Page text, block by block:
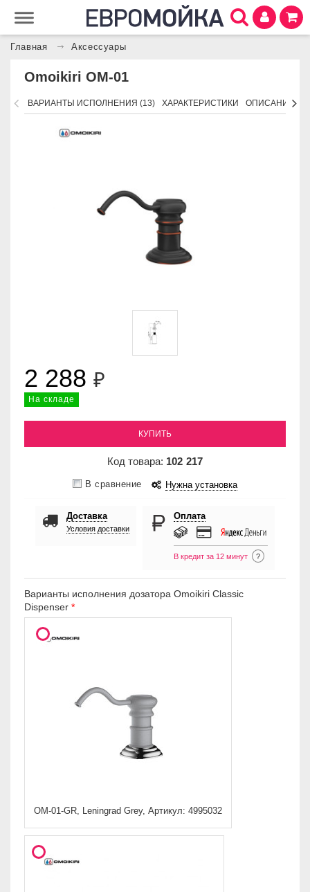
Главная Аксессуары
Omoikiri OM-01
ВАРИАНТЫ ИСПОЛНЕНИЯ (13) ХАРАКТЕРИСТИКИ ОПИСАНИЕ
2 288 ₽
На складе
КУПИТЬ
Код товара: 102 217
В сравнение Нужна установка
Доставка
Условия доставки
Оплата
В кредит за 12 минут ?
Варианты исполнения дозатора Omoikiri Classic
Dispenser
OM-01-GR, Leningrad Grey, Артикул: 4995032